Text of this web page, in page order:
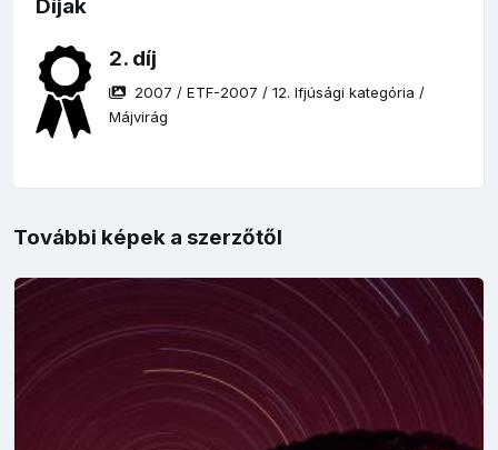
Díjak
2. díj
2007 /ETF-2007 /12. Ifjúsági kategória /
Májvirág
További képek a szerzőtől